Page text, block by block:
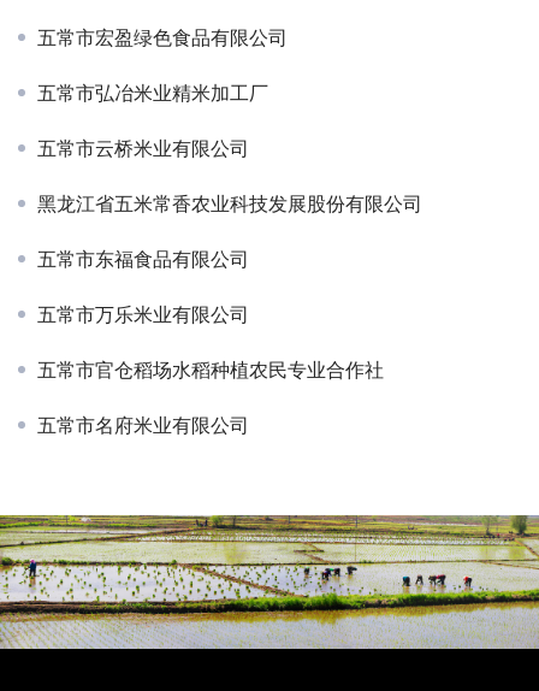
五常市宏盈绿色食品有限公司
五常市弘冶米业精米加工厂
五常市云桥米业有限公司
黑龙江省五米常香农业科技发展股份有限公司
五常市东福食品有限公司
五常市万乐米业有限公司
五常市官仓稻场水稻种植农民专业合作社
五常市名府米业有限公司